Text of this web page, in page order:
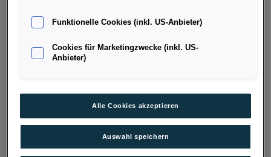
Funktionelle Cookies (inkl. US-Anbieter)
Cookies für Marketingzwecke (inkl. US-
Anbieter)
Alle Cookies akzeptieren
Auswahl speichern